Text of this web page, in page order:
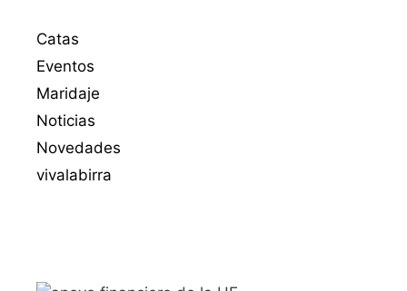
Catas
Eventos
Maridaje
Noticias
Novedades
vivalabirra